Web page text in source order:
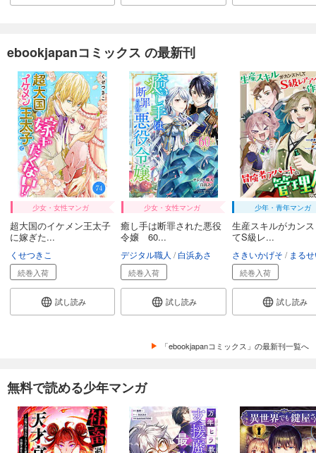
ebookjapanコミックス の最新刊
少女・女性マンガ
超大国のイケメン王太子
に嫁ぎた...
くせつきこ
続巻入荷
試し読み
少女・女性マンガ
癒し手は断罪された悪役
令嬢 60...
デジタル職人 白浜あさ
続巻入荷
試し読み
少年・青年マンガ
生産スキルがカン
てS級レ...
さきいかげそ まる
続巻入荷
試し読み
「ebookjapanコミックス」の最新刊一覧へ
無料で読める少年マンガ